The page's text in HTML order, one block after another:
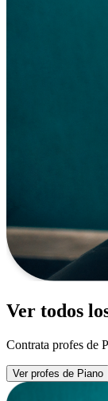
Ver todos
Contrata profes de
Ver profes de Piano